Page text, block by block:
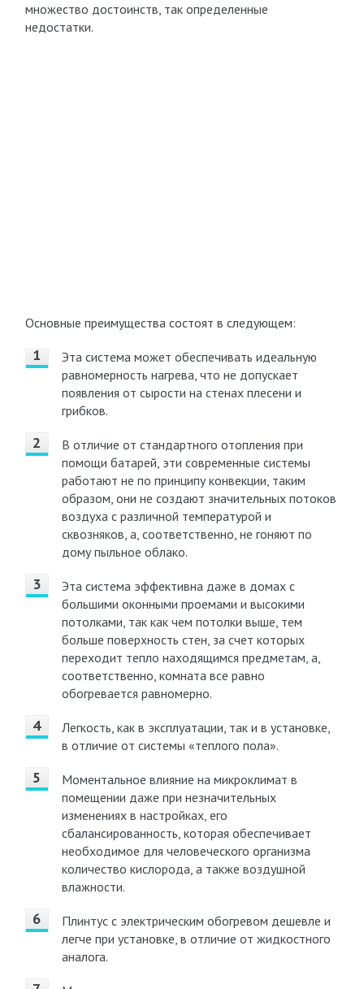
множество достоинств, так определенные
недостатки.
Основные преимущества состоят в следующем:
Эта система может обеспечивать идеальную
равномерность нагрева, что не допускает
появления от сырости на стенах плесени и
грибков.
В отличие от стандартного отопления при
помощи батарей, эти современные системы
работают не по принципу конвекции, таким
образом, они не создают значительных потоков
воздуха с различной температурой и
сквозняков, а, соответственно, не гоняют по
дому пыльное облако.
Эта система эффективна даже в домах с
большими оконными проемами и высокими
потолками, так как чем потолки выше, тем
больше поверхность стен, за счет которых
переходит тепло находящимся предметам, а,
соответственно, комната все равно
обогревается равномерно.
Легкость, как в эксплуатации, так и в установке,
в отличие от системы «теплого пола».
Моментальное влияние на микроклимат в
помещении даже при незначительных
изменениях в настройках, его
сбалансированность, которая обеспечивает
необходимое для человеческого организма
количество кислорода, а также воздушной
влажности.
Плинтус с электрическим обогревом дешевле и
легче при установке, в отличие от жидкостного
аналога.